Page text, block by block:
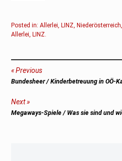
Posted in:Allerlei,LINZ,Niederösterreich
Allerlei,LINZ.
Beitragsnavigation
Previous
Previous
Bundesheer / Kinderbetreuung in OÖ-
Next
Next
Megaways-Spiele / Was sie sind und